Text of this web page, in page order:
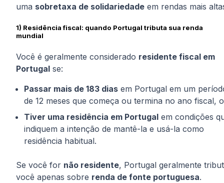
uma sobretaxa de solidariedade em rendas mais
1) Residência fiscal: quando Portugal tributa sua renda
mundial
Você é geralmente considerado residente fiscal em
Portugal se:
Passar mais de 183 dias em Portugal em um
de 12 meses que começa ou termina no ano fiscal,
Tiver uma residência em Portugal em condições
indiquem a intenção de mantê-la e usá-la como
residência habitual.
Se você for não residente, Portugal geralmente
você apenas sobre renda de fonte portuguesa.